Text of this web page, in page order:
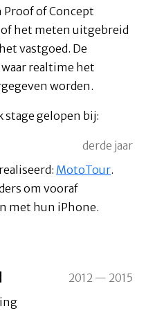
Proof of Concept
het meten uitgebreid
vastgoed. De
realtime het
worden.
gelopen bij:
derde jaar
MotoTour.
om vooraf
met hun iPhone.
2012 — 2015